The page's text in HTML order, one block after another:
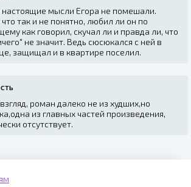
мысли Егора не помешали.
так и не понятно, любил ли он по
как говорил, скучал ли и правда ли, что
не значит. Ведь сюсюкался с ней в
защищал и в квартире поселил.
роман далеко не из худших,но
из главных частей произведения,
отсутствует.